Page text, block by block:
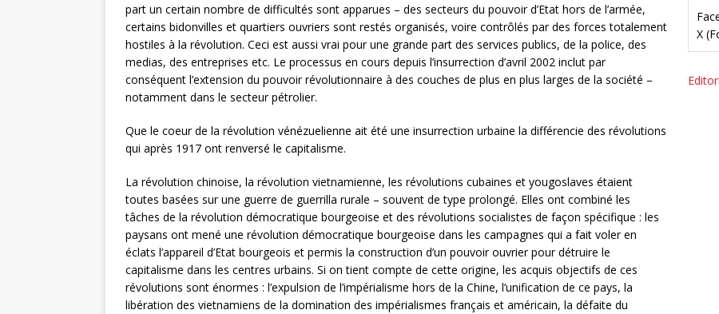
part un certain nombre de difficultés sont apparues – des secteurs du pouvoir d’Etat hors de l’armée,
certains bidonvilles et quartiers ouvriers sont restés organisés, voire contrôlés par des forces totalement
hostiles à la révolution. Ceci est aussi vrai pour une grande part des services publics, de la police, des
medias, des entreprises etc. Le processus en cours depuis l’insurrection d’avril 2002 inclut par
conséquent l’extension du pouvoir révolutionnaire à des couches de plus en plus larges de la société –
notamment dans le secteur pétrolier.
Que le coeur de la révolution vénézuelienne ait été une insurrection urbaine la différencie des révolutions
qui après 1917 ont renversé le capitalisme.
La révolution chinoise, la révolution vietnamienne, les révolutions cubaines et yougoslaves étaient
toutes basées sur une guerre de guerrilla rurale – souvent de type prolongé. Elles ont combiné les
tâches de la révolution démocratique bourgeoise et des révolutions socialistes de façon spécifique : les
paysans ont mené une révolution démocratique bourgeoise dans les campagnes qui a fait voler en
éclats l’appareil d’Etat bourgeois et permis la construction d’un pouvoir ouvrier pour détruire le
capitalisme dans les centres urbains. Si on tient compte de cette origine, les acquis objectifs de ces
révolutions sont énormes : l’expulsion de l’impérialisme hors de la Chine, l’unification de ce pays, la
libération des vietnamiens de la domination des impérialismes français et américain, la défaite du
X